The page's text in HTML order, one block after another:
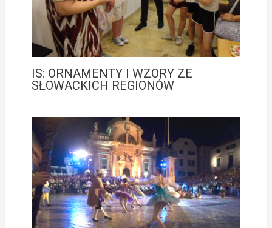
IS: ORNAMENTY I WZORY ZE
SŁOWACKICH REGIONÓW